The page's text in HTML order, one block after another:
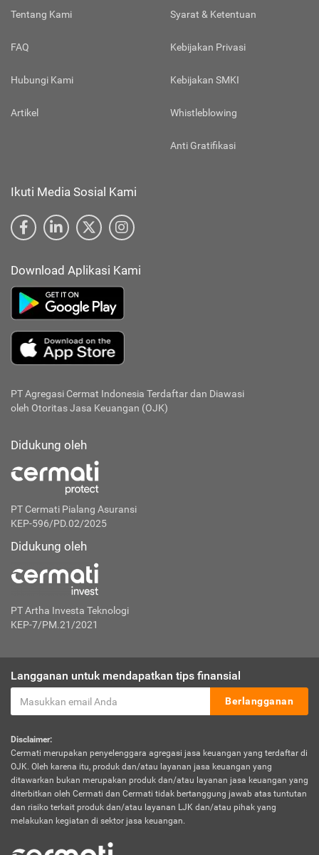
Tentang Kami
FAQ
Hubungi Kami
Artikel
Syarat & Ketentuan
Kebijakan Privasi
Kebijakan SMKI
Whistleblowing
Anti Gratifikasi
Ikuti Media Sosial Kami
Download Aplikasi Kami
PT Agregasi Cermat Indonesia Terdaftar dan Diawasi
oleh Otoritas Jasa Keuangan (OJK)
Didukung oleh
PT Cermati Pialang Asuransi
KEP-596/PD.02/2025
Didukung oleh
PT Artha Investa Teknologi
KEP-7/PM.21/2021
Langganan untuk mendapatkan tips finansial
Berlangganan
Disclaimer:
Cermati merupakan penyelenggara agregasi jasa keuangan yang terdaftar di
OJK. Oleh karena itu, produk dan/atau layanan jasa keuangan yang
ditawarkan bukan merupakan produk dan/atau layanan jasa keuangan yang
diterbitkan oleh Cermati dan Cermati tidak bertanggung jawab atas tuntutan
dan risiko terkait produk dan/atau layanan LJK dan/atau pihak yang
melakukan kegiatan di sektor jasa keuangan.